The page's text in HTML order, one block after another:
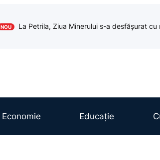
NOU La Petrila, Ziua Minerului s-a desfășurat
Economie Educație